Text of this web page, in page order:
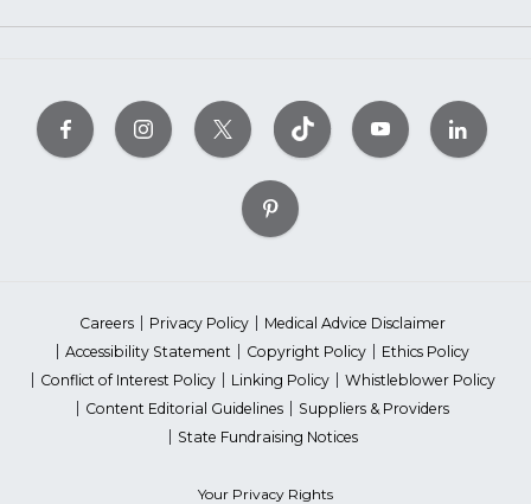
Careers Privacy Policy
Medical Advice Disclaimer
Accessibility Statement
Copyright Policy
Ethics Policy
Conflict of Interest Policy
Linking Policy
Whistleblower Policy
Content Editorial Guidelines
Suppliers & Providers
State Fundraising Notices
Your Privacy Rights